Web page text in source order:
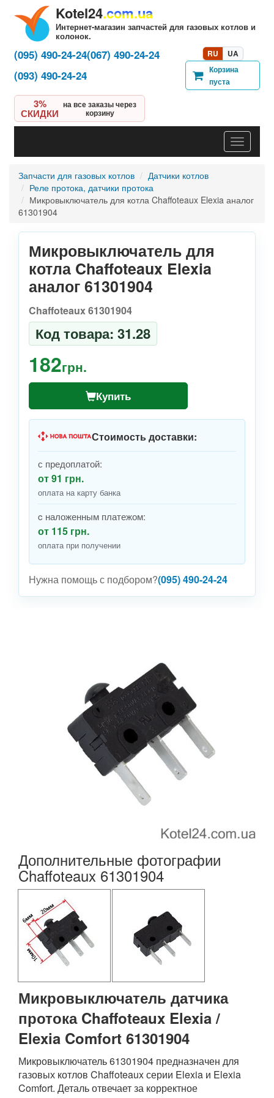
Kotel24.com.ua
Интернет-магазин запчастей для газовых котлов и
колонок.
3%
СКИДКИ
на все заказы через
корзину
(095) 490-24-24(067) 490-24-24
(093) 490-24-24
RU
UA
Корзина
пуста
Запчасти для газовых котлов
Датчики котлов
Реле протока, датчики протока
Микровыключатель для котла Chaffoteaux Elexia аналог
61301904
Микровыключатель для
котла Chaffoteaux Elexia
аналог 61301904
Chaffoteaux 61301904
Код товара: 31.28
182грн.
Купить
Стоимость доставки:
с предоплатой:
от 91 грн.
оплата на карту банка
c наложенным платежом:
от 115 грн.
оплата при получении
Нужна помощь с подбором?(095) 490-24-24
Дополнительные фотографии
Chaffoteaux 61301904
Микровыключатель датчика
протока Chaffoteaux Elexia /
Elexia Comfort 61301904
Микровыключатель 61301904 предназначен для
газовых котлов Chaffoteaux серии Elexia и Elexia
Comfort. Деталь отвечает за корректное